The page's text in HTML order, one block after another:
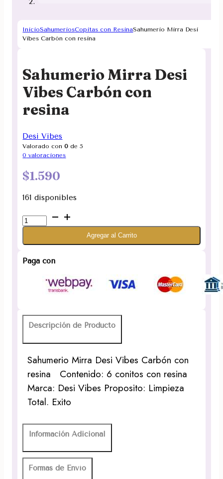
InicioSahumeriosCopitas con ResinaSahumerio Mirra Desi
Vibes Carbón con resina
Sahumerio Mirra Desi
Vibes Carbón con
resina
Desi Vibes
Valorado con0 de 5
0 valoraciones
$1.590
161 disponibles
Sahumerio
Mirra
Carbón
cantidad
Agregar al Carrito
Paga con
Descripción de Producto
Sahumerio Mirra Desi Vibes Carbón con
resina Contenido: 6 conitos con resina
Marca: Desi Vibes Proposito: Limpieza
Total. Exito
Información Adicional
Formas de Envío